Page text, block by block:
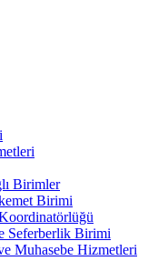
Birimler
Birimi
Seferberlik Birimi
Muhasebe Hizmetleri